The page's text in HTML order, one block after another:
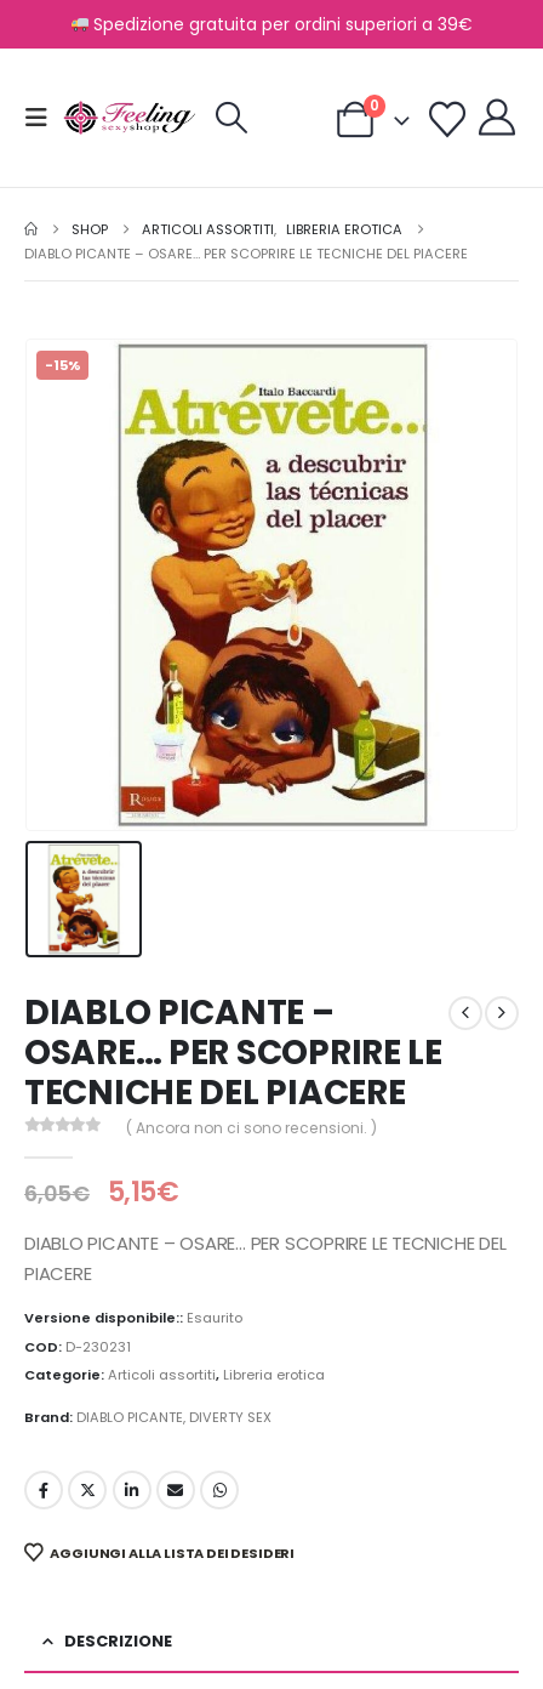
Spedizione gratuita per ordini superiori a 39€
0
SHOP ARTICOLI ASSORTITI, LIBRERIA EROTICA
DIABLO PICANTE – OSARE… PER SCOPRIRE LE TECNICHE DEL PIACERE
-15%
DIABLO PICANTE –
OSARE… PER SCOPRIRE LE
TECNICHE DEL PIACERE
( Ancora non ci sono recensioni. )
6,05€ 5,15€
DIABLO PICANTE – OSARE… PER SCOPRIRE LE TECNICHE DEL
PIACERE
Versione disponibile:: Esaurito
COD: D-230231
Categorie:Articoli assortiti, Libreria erotica
Brand: DIABLO PICANTE, DIVERTY SEX
AGGIUNGI ALLA LISTA DEI DESIDERI
DESCRIZIONE